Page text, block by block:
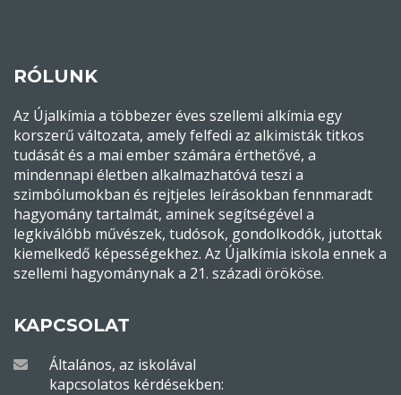
RÓLUNK
Az Újalkímia a többezer éves szellemi alkímia egy
korszerű változata, amely felfedi az alkimisták titkos
tudását és a mai ember számára érthetővé, a
mindennapi életben alkalmazhatóvá teszi a
szimbólumokban és rejtjeles leírásokban fennmaradt
hagyomány tartalmát, aminek segítségével a
legkiválóbb művészek, tudósok, gondolkodók, jutottak
kiemelkedő képességekhez. Az Újalkímia iskola ennek a
szellemi hagyománynak a 21. századi örököse.
KAPCSOLAT
Általános, az iskolával
kapcsolatos kérdésekben: